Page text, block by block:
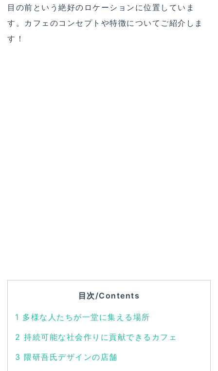
目の前という絶好のロケーションに位置していま
す。カフェのコンセプトや特徴についてご紹介しま
す！
目次/Contents
1 多様な人たちが一堂に集える場所
2 持続可能な社会作りに貢献できるカフェ
3 隈研吾氏デザインの店舗